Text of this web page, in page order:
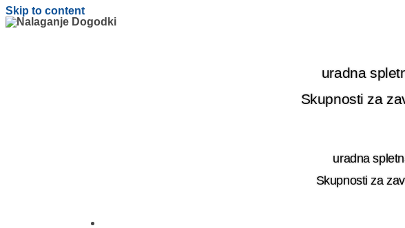
Skip to content
uradna
Skupnosti za
uradna
Skupnosti za